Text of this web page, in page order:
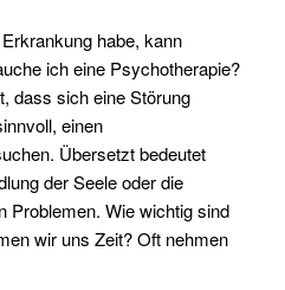
habe, kann
ich eine Psychotherapie?
dass sich eine Störung
einen
Übersetzt bedeutet
der Seele oder die
Problemen. Wie wichtig sind
wir uns Zeit? Oft nehmen